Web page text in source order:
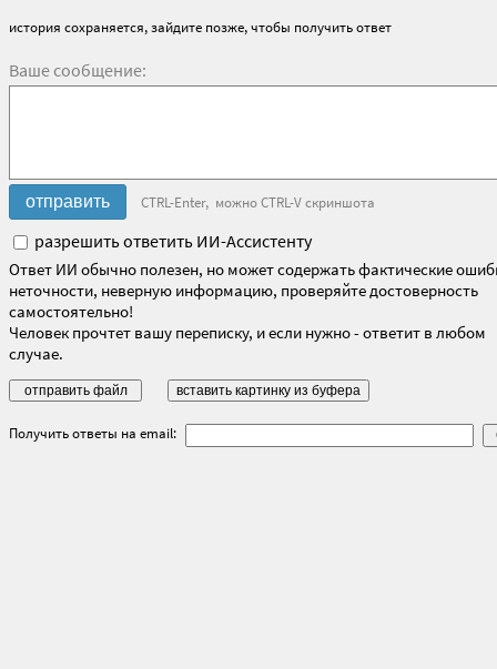
история сохраняется, зайдите позже, чтобы получить ответ
Ваше сообщение:
CTRL-Enter, можно CTRL-V скриншота
разрешить ответить ИИ-Ассистенту
Ответ ИИ обычно полезен, но может содержать фактические
неточности, неверную информацию, проверяйте достоверность
самостоятельно!
Человек прочтет вашу переписку, и если нужно - ответит в любом
случае.
Получить ответы на email: